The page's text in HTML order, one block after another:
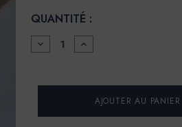
QUANTITÉ :
DIMINUER
LA
ENDUIT
-
AUGMENTER
LA
ENDUIT
BÉTON
COLORÉ
-